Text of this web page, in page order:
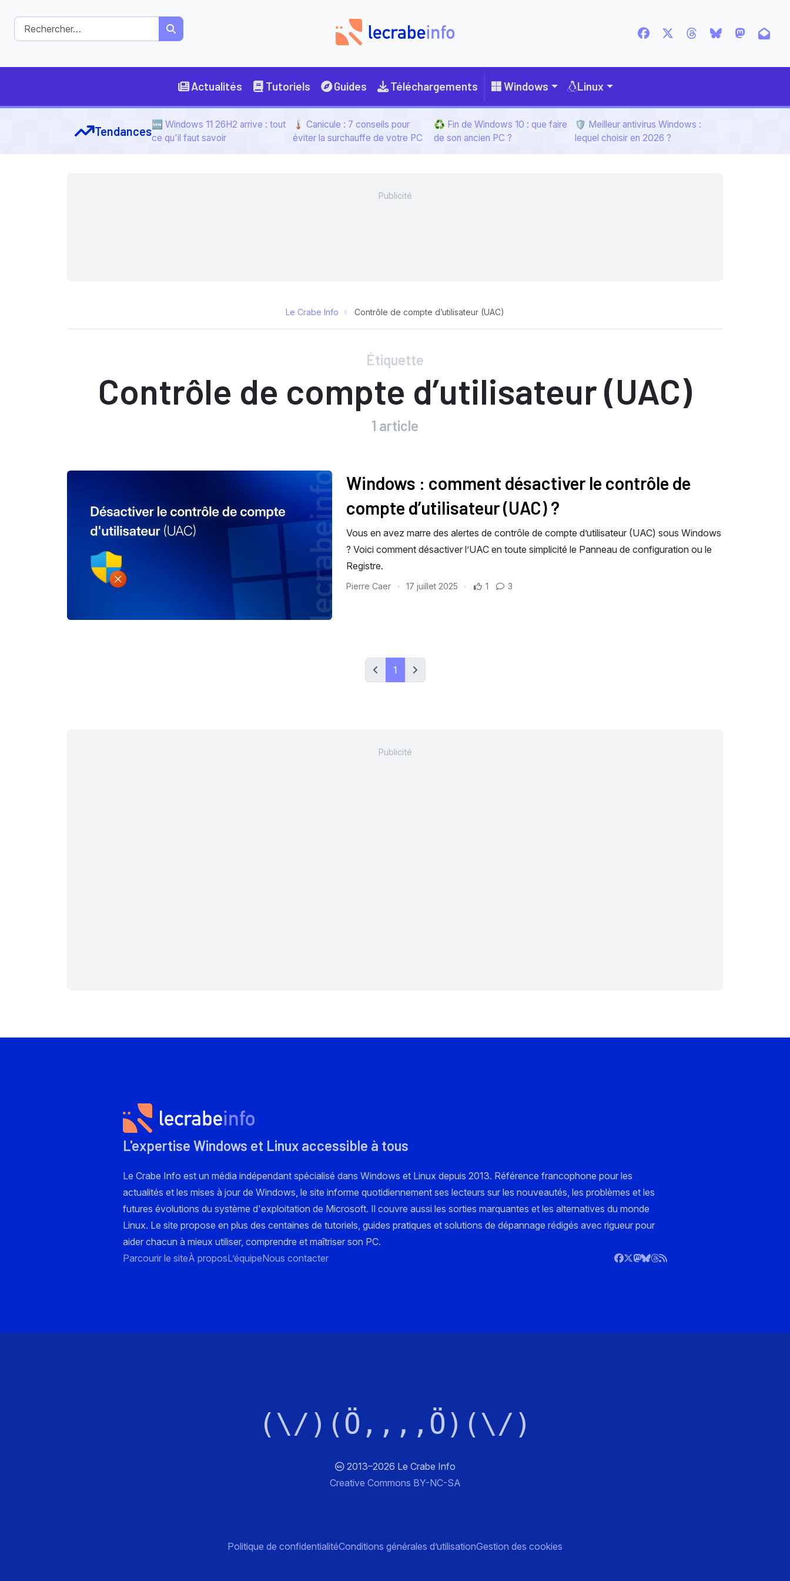
Actualités Tutoriels Guides Téléchargements Windows Linux
Tendances🆕 Windows 11 26H2 arrive : tout
ce qu'il faut savoir
🌡️ Canicule : 7 conseils pour
éviter la surchauffe de votre PC
♻️ Fin de Windows 10 : que faire
de son ancien PC ?
🛡️ Meilleur antivirus Windows :
lequel choisir en 2026 ?
Le Crabe Info Contrôle de compte d’utilisateur (UAC)
Étiquette
Contrôle de compte d’utilisateur (UAC)
1 article
Windows : comment désactiver le contrôle de
compte d’utilisateur (UAC) ?
Vous en avez marre des alertes de contrôle de compte d’utilisateur (UAC) sous Windows
? Voici comment désactiver l’UAC en toute simplicité le Panneau de configuration ou le
Registre.
Pierre Caer 17 juillet 2025 1 3
1
L'expertise Windows et Linux accessible à tous
Le Crabe Info est un média indépendant spécialisé dans Windows et Linux depuis 2013. Référence francophone pour les
actualités et les mises à jour de Windows, le site informe quotidiennement ses lecteurs sur les nouveautés, les problèmes et les
futures évolutions du système d'exploitation de Microsoft. Il couvre aussi les sorties marquantes et les alternatives du monde
Linux. Le site propose en plus des centaines de tutoriels, guides pratiques et solutions de dépannage rédigés avec rigueur pour
aider chacun à mieux utiliser, comprendre et maîtriser son PC.
Parcourir le siteÀ proposL’équipeNous contacter
(\/)(Ö,,,,Ö)(\/)
2013–2026 Le Crabe Info
Creative Commons BY-NC-SA
Politique de confidentialitéConditions générales d’utilisationGestion des cookies